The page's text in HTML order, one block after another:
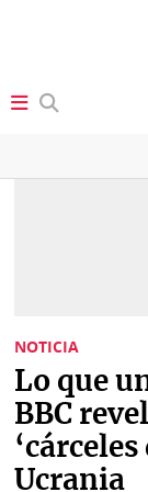
NOTICIA
Lo que
BBC
Ucrania